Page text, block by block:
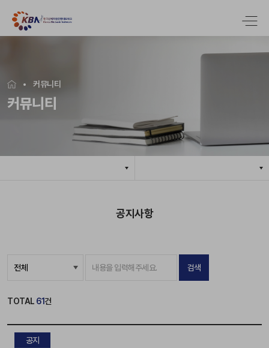
커뮤니티
커뮤니티
공지사항
검색
TOTAL 61건
공지